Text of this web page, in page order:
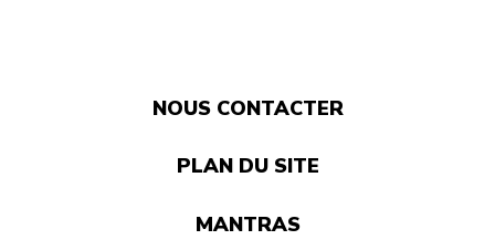
NOUS CONTACTER
PLAN DU SITE
MANTRAS